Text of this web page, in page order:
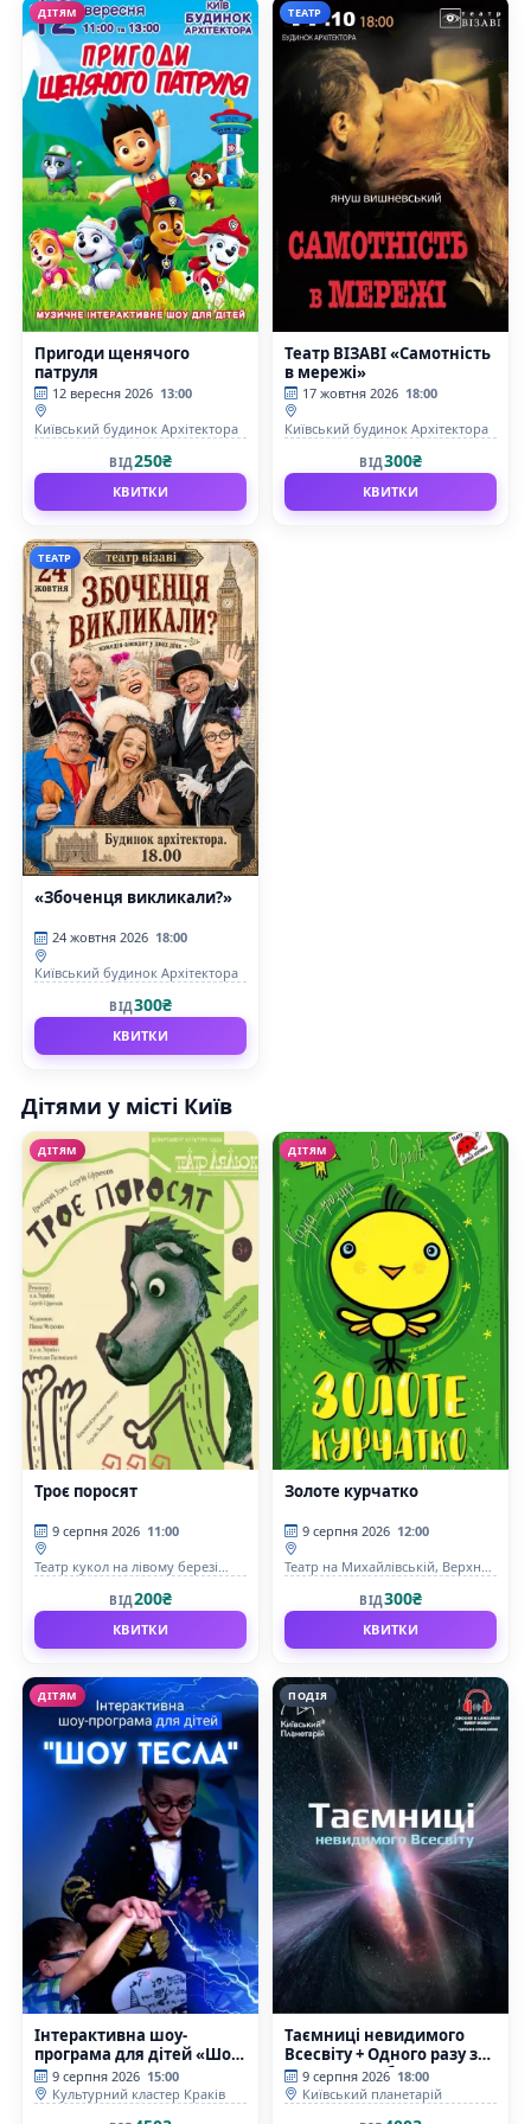
ДІТЯМ
Пригоди щенячого
патруля
12 вересня 2026 13:00
Київський будинок Архітектора
ВІД250₴
КВИТКИ
ТЕАТР
Театр ВІЗАВІ «Самотність
в мережі»
17 жовтня 2026 18:00
Київський будинок Архітектора
ВІД300₴
КВИТКИ
ТЕАТР
«Збоченця викликали?»
24 жовтня 2026 18:00
Київський будинок Архітектора
ВІД300₴
КВИТКИ
Дітями у місті Київ
ДІТЯМ
Троє поросят
9 серпня 2026 11:00
Театр кукол на лівому березі
ВІД200₴
КВИТКИ
ДІТЯМ
Золоте курчатко
9 серпня 2026 12:00
Театр на Михайлівській, Верхня
ВІД300₴
КВИТКИ
ДІТЯМ
Інтерактивна шоу-
програма для дітей «Шоу
Тесла»
9 серпня 2026 15:00
Культурний кластер Краків
ПОДІЯ
Таємниці невидимого
Всесвіту + Одного разу за
Великого Вибуху
(Київський планетарій)
9 серпня 2026 18:00
Київський планетарій